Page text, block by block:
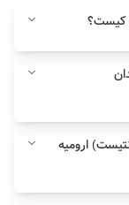
کیست؟
ارومیه